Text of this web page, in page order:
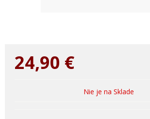
24,90 €
Nie je na Sklade